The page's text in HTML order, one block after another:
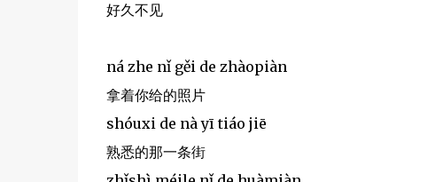
好久不见
ná zhe nǐ gěi de zhàopiàn
拿着你给的照片
shóuxi de nà yī tiáo jiē
熟悉的那一条街